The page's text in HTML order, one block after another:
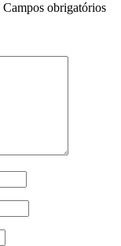
Campos obrigatórios